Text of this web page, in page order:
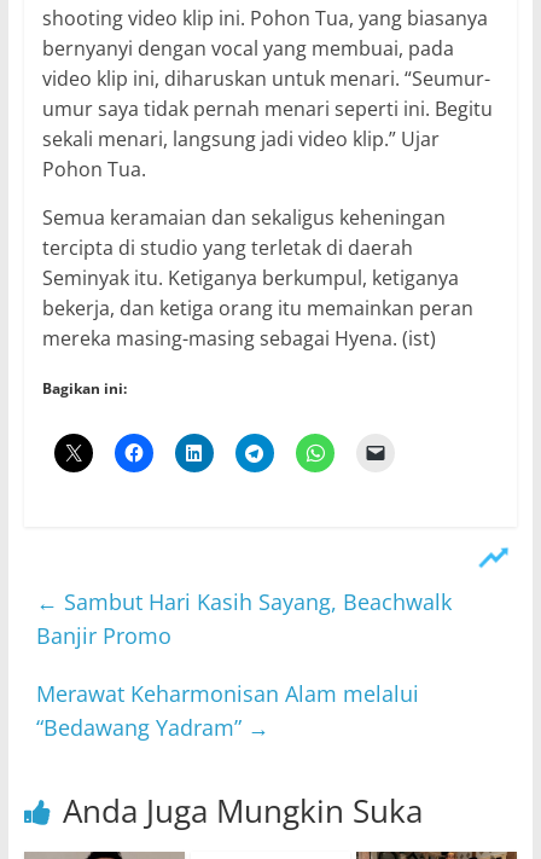
shooting video klip ini. Pohon Tua, yang biasanya
bernyanyi dengan vocal yang membuai, pada
video klip ini, diharuskan untuk menari. “Seumur-
umur saya tidak pernah menari seperti ini. Begitu
sekali menari, langsung jadi video klip.” Ujar
Pohon Tua.
Semua keramaian dan sekaligus keheningan
tercipta di studio yang terletak di daerah
Seminyak itu. Ketiganya berkumpul, ketiganya
bekerja, dan ketiga orang itu memainkan peran
mereka masing-masing sebagai Hyena. (ist)
Bagikan ini:
← Sambut Hari Kasih Sayang, Beachwalk
Banjir Promo
Merawat Keharmonisan Alam melalui
“Bedawang Yadram” →
Anda Juga Mungkin Suka